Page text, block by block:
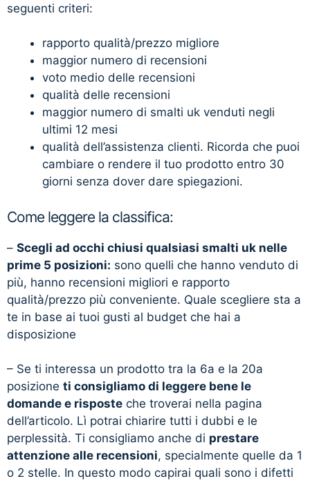
seguenti criteri:
rapporto qualità/prezzo migliore
maggior numero di recensioni
voto medio delle recensioni
qualità delle recensioni
maggior numero di smalti uk venduti negli
ultimi 12 mesi
qualità dell’assistenza clienti. Ricorda che puoi
cambiare o rendere il tuo prodotto entro 30
giorni senza dover dare spiegazioni.
Come leggere la classifica:
– Scegli ad occhi chiusi qualsiasi smalti uk nelle
prime 5 posizioni: sono quelli che hanno venduto di
più, hanno recensioni migliori e rapporto
qualità/prezzo più conveniente. Quale scegliere sta a
te in base ai tuoi gusti al budget che hai a
disposizione
– Se ti interessa un prodotto tra la 6a e la 20a
posizione ti consigliamo di leggere bene le
domande e risposte che troverai nella pagina
dell’articolo. Lì potrai chiarire tutti i dubbi e le
perplessità. Ti consigliamo anche di prestare
attenzione alle recensioni, specialmente quelle da 1
o 2 stelle. In questo modo capirai quali sono i difetti